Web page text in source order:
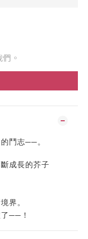
。
鬥志──。
成長的芥子
界。
──！